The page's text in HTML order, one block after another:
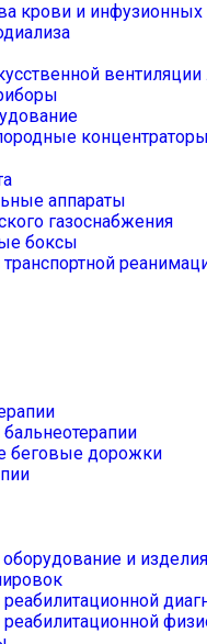
крови и инфузионных
вентиляции
аппараты
газоснабжения
боксы
беговые дорожки
и изделия